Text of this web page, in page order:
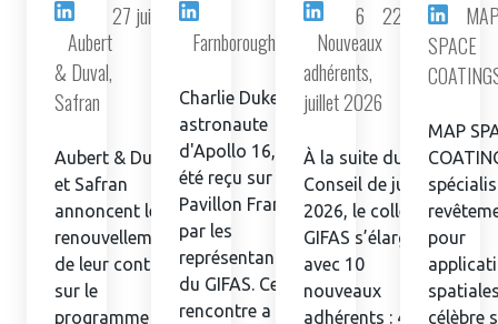
Aubert
& Duval,
Safran
27 juil. 2026
Aubert & Duval
et Safran
annoncent le
renouvellement
de leur contrat
sur le
programme
Farnborough
23 juil. 2026
Charlie Duke,
astronaute
d'Apollo 16, a
été reçu sur le
Pavillon France
par les
représentants
du GIFAS. Cette
rencontre a
Nouveaux
adhérents,
juillet 2026
22 juil. 2026
À la suite du
Conseil de juillet
2026, le collectif
GIFAS s’élargit
avec 10
nouveaux
adhérents : 4D
SPACE
MAP
pour
célèbre